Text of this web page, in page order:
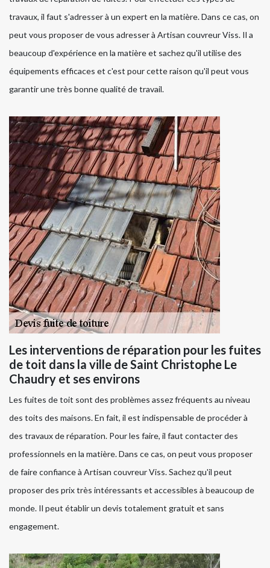
travaux, il faut s'adresser à un expert en la matière. Dans ce cas, on
peut vous proposer de vous adresser à Artisan couvreur Viss. Il a
beaucoup d'expérience en la matière et sachez qu'il utilise des
équipements efficaces et c'est pour cette raison qu'il peut vous
garantir une très bonne qualité de travail.
Les interventions de réparation pour les fuites
de toit dans la ville de Saint Christophe Le
Chaudry et ses environs
Les fuites de toit sont des problèmes assez fréquents au niveau
des toits des maisons. En fait, il est indispensable de procéder à
des travaux de réparation. Pour les faire, il faut contacter des
professionnels en la matière. Dans ce cas, on peut vous proposer
de faire confiance à Artisan couvreur Viss. Sachez qu'il peut
proposer des prix très intéressants et accessibles à beaucoup de
monde. Il peut établir un devis totalement gratuit et sans
engagement.